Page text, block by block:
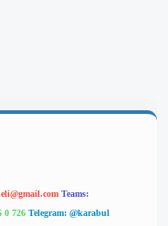
Teams:
0 726 Telegram: @karabul